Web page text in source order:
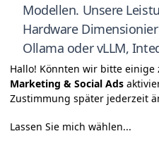
Modellen. Unsere
Hardware
Ollama oder vLLM,
und OpenClaw
Consulting für
kostenlos unter
Hallo! Könnten wir bitte einige
Marketing & Social Ads
Zustimmung später jederzeit
Lassen Sie mich wählen...